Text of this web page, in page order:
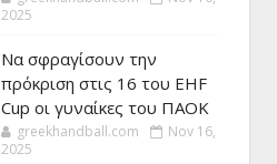
2025
Να σφραγίσουν την
πρόκριση στις 16 του EHF
Cup οι γυναίκες του ΠΑΟΚ
greekhandball.com
Nov 16,
2025